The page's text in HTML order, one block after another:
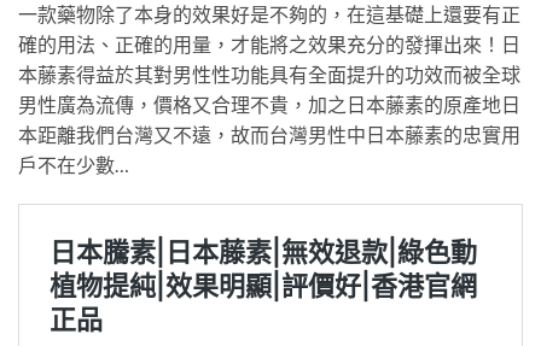
一款藥物除了本身的效果好是不夠的，在這基礎上還要有正
確的用法、正確的用量，才能將之效果充分的發揮出來！日
本藤素得益於其對男性性功能具有全面提升的功效而被全球
男性廣為流傳，價格又合理不貴，加之日本藤素的原產地日
本距離我們台灣又不遠，故而台灣男性中日本藤素的忠實用
戶不在少數…